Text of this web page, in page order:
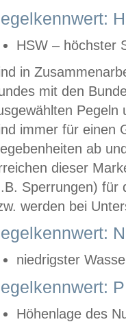
HSW – höchster
in
mit den
immer für einen
ab
dieser
Sperrungen) für
werden bei
niedrigster
Höhenlage des